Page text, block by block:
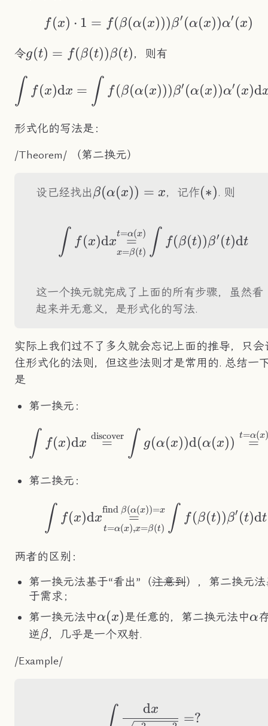
f (x) ⋅ 1 = f (β(α(x)))β′ (α(x))α′ (x)
令g(t)=f(\beta(t))\beta(t)
g(t) = f (β(t))β(t)，则有
\int
∫ f (x)dx = ∫ f (β(α(x)))β′ (α(x))α′ (x)d
形式化的写法是：
/Theorem/ （第二换元）
设已经找出\beta(\alpha(x))=x
β(α(x)) = x，记作(*)
(∗). 则
\int
∫ f (x)dx
x=β(t)
=
t=α(x) ∫ f (β(t))β′ (t)dt
这一个换元就完成了上面的所有步骤，虽然看
起来并无意义，是形式化的写法.
实际上我们过不了多久就会忘记上面的推导，只会
住形式化的法则，但这些法则才是常用的. 总结一
是
第一换元：
\int
∫ f (x)dx =
discover ∫ g(α(x))d(α(x)) =
t=α(x)
第二换元：
\int
∫ f (x)dx
t=α(x),x=β(t)
=
find β(α(x))=x ∫ f (β(t))β′ (t)dt
两者的区别：
第一换元法基于“看出”（注意到），第二换元法
于需求；
第一换元法中\alpha(x)
α(x)是任意的，第二换元法中α
逆\beta
β，几乎是一个双射.
/Example/
∫ dx
=?